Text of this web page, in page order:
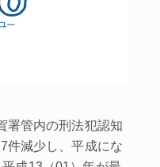
管内の刑法犯認知
件減少し、平成にな